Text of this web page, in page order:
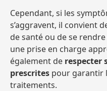
Cependant, si les
s’aggravent, il convient
de santé ou de se
une prise en charge
également de respecter
prescrites pour garantir
traitements.